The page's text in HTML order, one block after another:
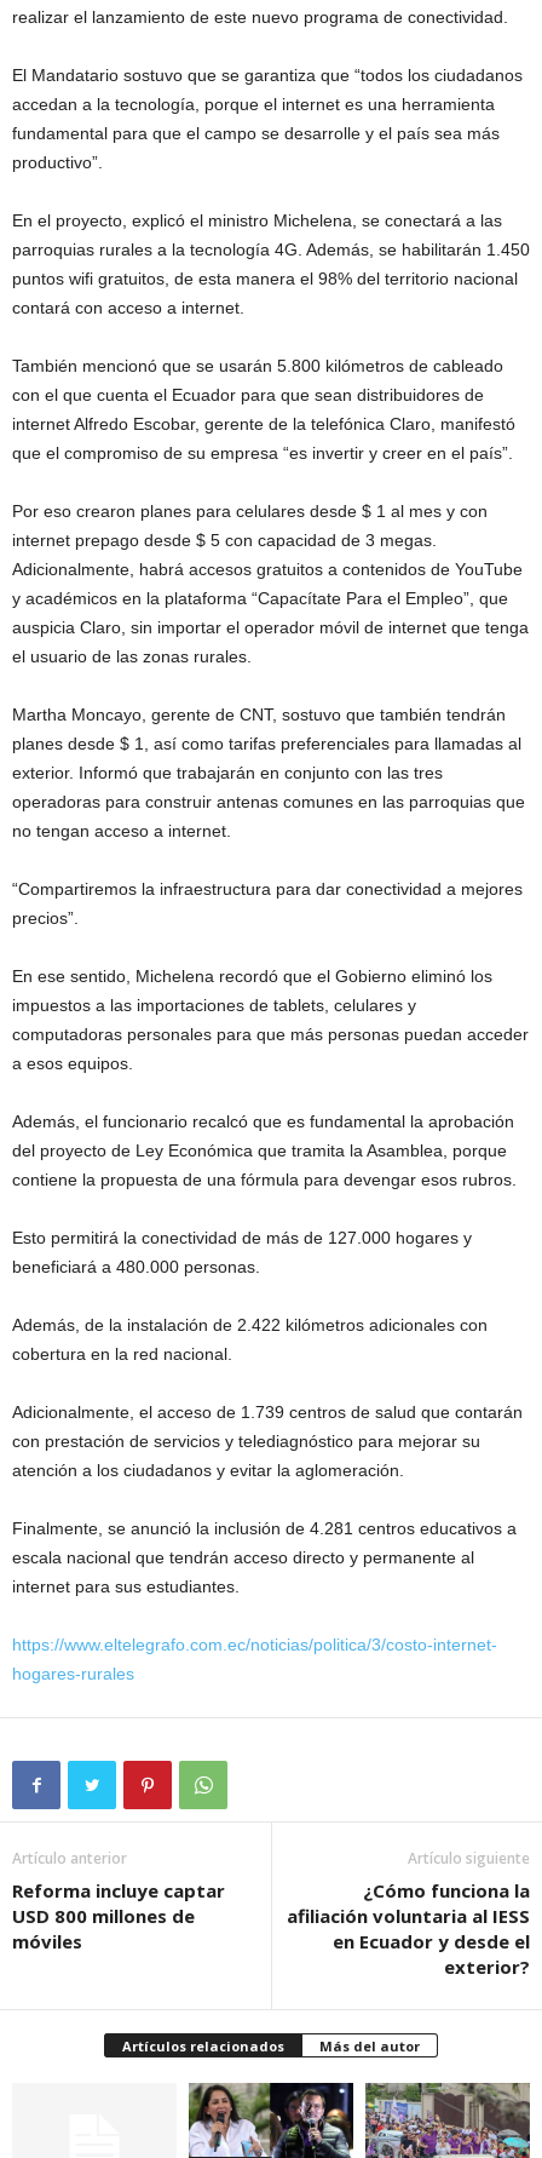
realizar el lanzamiento de este nuevo programa de conectividad.
El Mandatario sostuvo que se garantiza que “todos los ciudadanos
accedan a la tecnología, porque el internet es una herramienta
fundamental para que el campo se desarrolle y el país sea más
productivo”.
En el proyecto, explicó el ministro Michelena, se conectará a las
parroquias rurales a la tecnología 4G. Además, se habilitarán 1.450
puntos wifi gratuitos, de esta manera el 98% del territorio nacional
contará con acceso a internet.
También mencionó que se usarán 5.800 kilómetros de cableado
con el que cuenta el Ecuador para que sean distribuidores de
internet Alfredo Escobar, gerente de la telefónica Claro, manifestó
que el compromiso de su empresa “es invertir y creer en el país”.
Por eso crearon planes para celulares desde $ 1 al mes y con
internet prepago desde $ 5 con capacidad de 3 megas.
Adicionalmente, habrá accesos gratuitos a contenidos de YouTube
y académicos en la plataforma “Capacítate Para el Empleo”, que
auspicia Claro, sin importar el operador móvil de internet que tenga
el usuario de las zonas rurales.
Martha Moncayo, gerente de CNT, sostuvo que también tendrán
planes desde $ 1, así como tarifas preferenciales para llamadas al
exterior. Informó que trabajarán en conjunto con las tres
operadoras para construir antenas comunes en las parroquias que
no tengan acceso a internet.
“Compartiremos la infraestructura para dar conectividad a mejores
precios”.
En ese sentido, Michelena recordó que el Gobierno eliminó los
impuestos a las importaciones de tablets, celulares y
computadoras personales para que más personas puedan acceder
a esos equipos.
Además, el funcionario recalcó que es fundamental la aprobación
del proyecto de Ley Económica que tramita la Asamblea, porque
contiene la propuesta de una fórmula para devengar esos rubros.
Esto permitirá la conectividad de más de 127.000 hogares y
beneficiará a 480.000 personas.
Además, de la instalación de 2.422 kilómetros adicionales con
cobertura en la red nacional.
Adicionalmente, el acceso de 1.739 centros de salud que contarán
con prestación de servicios y telediagnóstico para mejorar su
atención a los ciudadanos y evitar la aglomeración.
Finalmente, se anunció la inclusión de 4.281 centros educativos a
escala nacional que tendrán acceso directo y permanente al
internet para sus estudiantes.
https://www.eltelegrafo.com.ec/noticias/politica/3/costo-internet-
hogares-rurales
Artículo anterior
Reforma incluye captar
USD 800 millones de
móviles
Artículo siguiente
¿Cómo funciona la
afiliación voluntaria al IESS
en Ecuador y desde el
exterior?
Artículos relacionados Más del autor